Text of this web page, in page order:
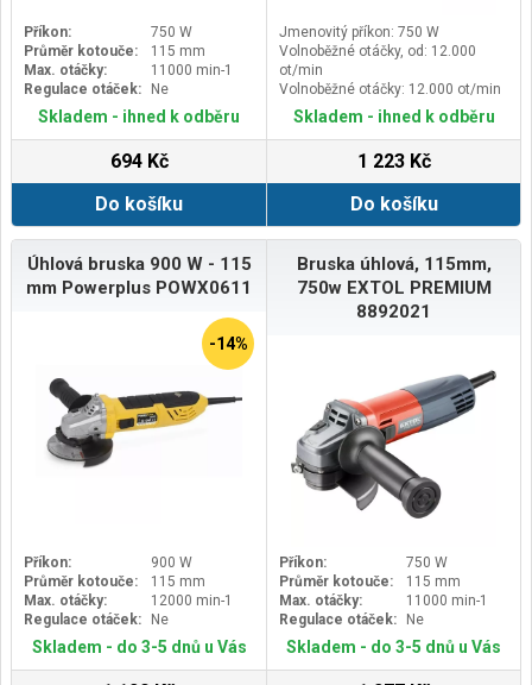
Příkon:
750 W
Průměr kotouče:
115 mm
Max. otáčky:
11000 min-1
Regulace otáček:
Ne
Skladem - ihned k odběru
694 Kč
Do košíku
Jmenovitý příkon: 750 W
Volnoběžné otáčky, od: 12.000
ot/min
Volnoběžné otáčky: 12.000 ot/min
Aretace vřetena: ano
Skladem - ihned k odběru
1 223 Kč
Do košíku
Úhlová bruska 900 W - 115
mm Powerplus POWX0611
-14%
Příkon:
900 W
Průměr kotouče:
115 mm
Max. otáčky:
12000 min-1
Regulace otáček:
Ne
Skladem - do 3-5 dnů u Vás
Bruska úhlová, 115mm,
750w EXTOL PREMIUM
8892021
Příkon:
750 W
Průměr kotouče:
115 mm
Max. otáčky:
11000 min-1
Regulace otáček:
Ne
Skladem - do 3-5 dnů u Vás